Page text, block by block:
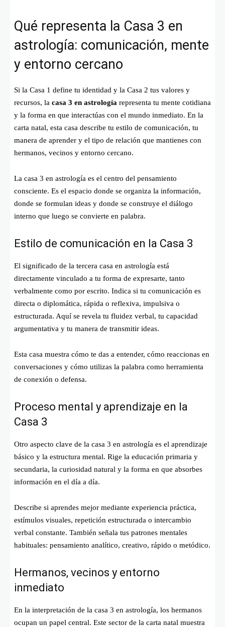
Qué representa la Casa 3 en
astrología: comunicación, mente
y entorno cercano
Si la Casa 1 define tu identidad y la Casa 2 tus valores y
recursos, la casa 3 en astrología representa tu mente cotidiana
y la forma en que interactúas con el mundo inmediato. En la
carta natal, esta casa describe tu estilo de comunicación, tu
manera de aprender y el tipo de relación que mantienes con
hermanos, vecinos y entorno cercano.
La casa 3 en astrología es el centro del pensamiento
consciente. Es el espacio donde se organiza la información,
donde se formulan ideas y donde se construye el diálogo
interno que luego se convierte en palabra.
Estilo de comunicación en la Casa 3
El significado de la tercera casa en astrología está
directamente vinculado a tu forma de expresarte, tanto
verbalmente como por escrito. Indica si tu comunicación es
directa o diplomática, rápida o reflexiva, impulsiva o
estructurada. Aquí se revela tu fluidez verbal, tu capacidad
argumentativa y tu manera de transmitir ideas.
Esta casa muestra cómo te das a entender, cómo reaccionas en
conversaciones y cómo utilizas la palabra como herramienta
de conexión o defensa.
Proceso mental y aprendizaje en la
Casa 3
Otro aspecto clave de la casa 3 en astrología es el aprendizaje
básico y la estructura mental. Rige la educación primaria y
secundaria, la curiosidad natural y la forma en que absorbes
información en el día a día.
Describe si aprendes mejor mediante experiencia práctica,
estímulos visuales, repetición estructurada o intercambio
verbal constante. También señala tus patrones mentales
habituales: pensamiento analítico, creativo, rápido o metódico.
Hermanos, vecinos y entorno
inmediato
En la interpretación de la casa 3 en astrología, los hermanos
ocupan un papel central. Este sector de la carta natal muestra